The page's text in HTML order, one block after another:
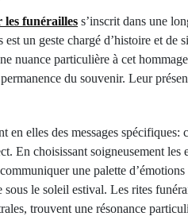
les funérailles s’inscrit dans une
un geste chargé d’histoire et de
nuance particulière à cet
du souvenir. Leur
en elles des messages spécifiques:
En choisissant soigneusement les
une palette d’émotions
sous le soleil estival. Les rites
trouvent une résonance